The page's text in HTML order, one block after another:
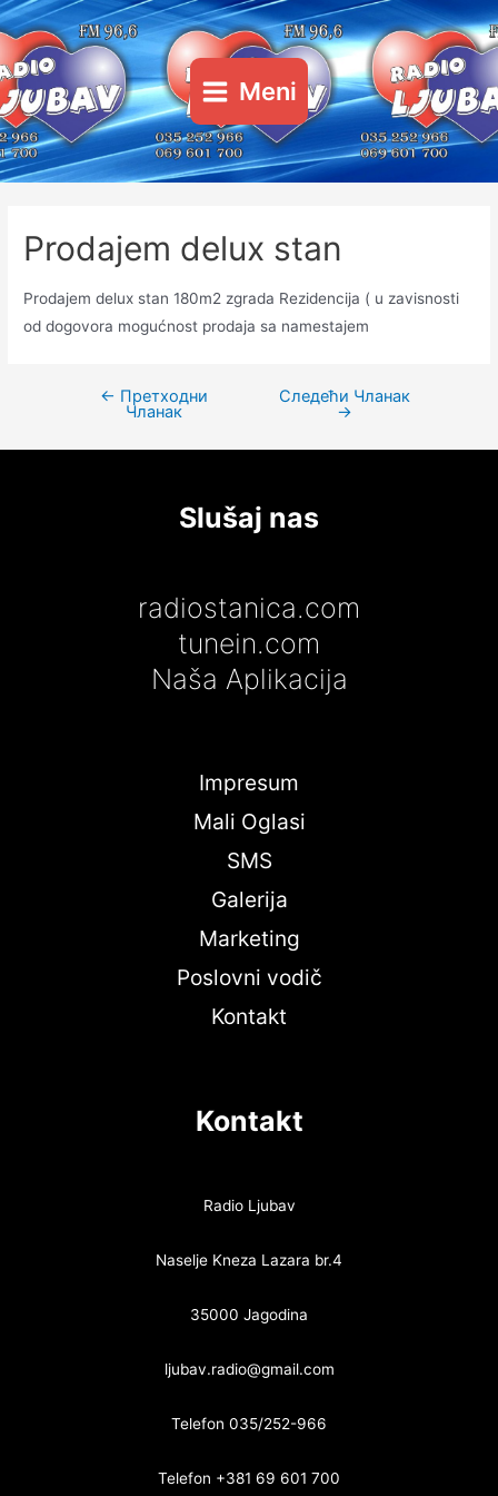
Пређи
на
садржај
Main
Menu
Meni
Prodajem delux stan
Prodajem delux stan 180m2 zgrada Rezidencija ( u zavisnosti
od dogovora mogućnost prodaja sa namestajem
Кретање
← Претходни
Чланак
Следећи Чланак
→
Slušaj nas
radiostanica.com
tunein.com
Naša Aplikacija
Impresum
Mali Oglasi
SMS
Galerija
Marketing
Poslovni vodič
Kontakt
Kontakt
Radio Ljubav
Naselje Kneza Lazara br.4
35000 Jagodina
ljubav.radio@gmail.com
Telefon 035/252-966
Telefon +381 69 601 700